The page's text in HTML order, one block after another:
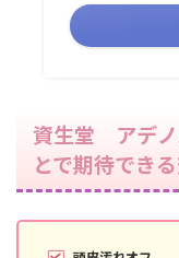
資生堂 アデノ
とで期待でき